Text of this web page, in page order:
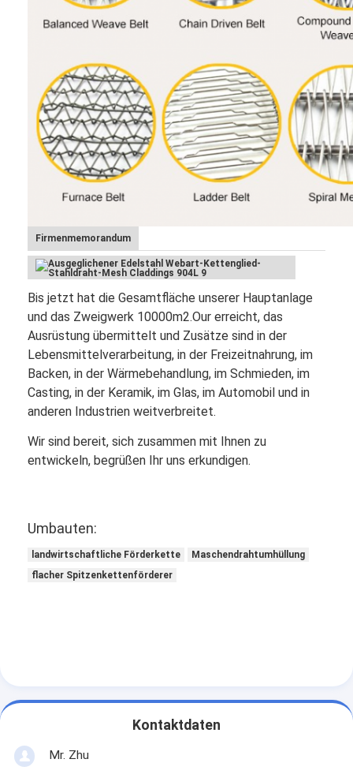
Firmenmemorandum
Bis jetzt hat die Gesamtfläche unserer Hauptanlage
und das Zweigwerk 10000m2.Our erreicht, das
Ausrüstung übermittelt und Zusätze sind in der
Lebensmittelverarbeitung, in der Freizeitnahrung, im
Backen, in der Wärmebehandlung, im Schmieden, im
Casting, in der Keramik, im Glas, im Automobil und in
anderen Industrien weitverbreitet.
Wir sind bereit, sich zusammen mit Ihnen zu
entwickeln, begrüßen Ihr uns erkundigen.
Umbauten:
landwirtschaftliche Förderkette
Maschendrahtumhüllung
flacher Spitzenkettenförderer
Kontaktdaten
Mr. Zhu